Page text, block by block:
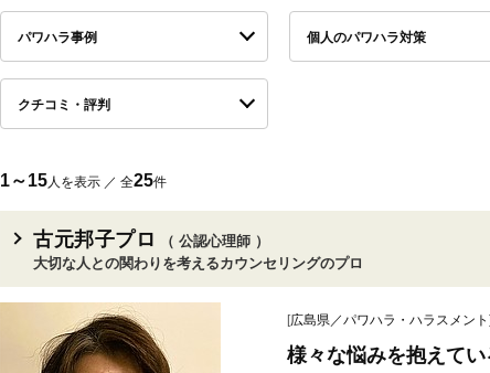
パワハラ事例 個人のパワハラ対策
クチコミ・評判
1～15人を表示 ／ 全25件
古元邦子プロ
（ 公認心理師 ）
大切な人との関わりを考えるカウンセリングのプロ
[広島県／パワハラ・ハラスメント ]
様々な悩みを抱えて